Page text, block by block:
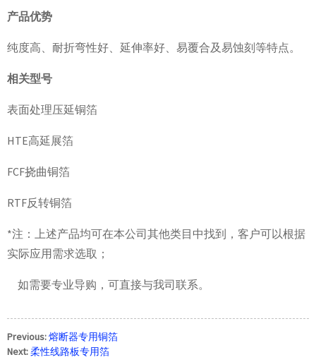
产品优势
纯度高、耐折弯性好、延伸率好、易覆合及易蚀刻等特点。
相关型号
表面处理压延铜箔
HTE高延展箔
FCF挠曲铜箔
RTF反转铜箔
*注：上述产品均可在本公司其他类目中找到，客户可以根据
实际应用需求选取；
如需要专业导购，可直接与我司联系。
Previous:熔断器专用铜箔
Next:柔性线路板专用箔